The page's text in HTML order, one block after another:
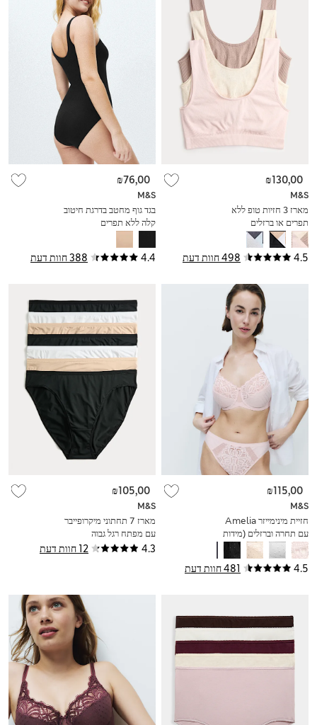
4.5 498 חוות דעת
M&S
מארז 3 חזיות טופ ללא
תפרים או ברזלים
₪130,00
4.4 388 חוות דעת
M&S
בגד גוף מחטב בדרגת חיטוב
קלה ללא תפרים
₪76,00
4.5 481 חוות דעת
M&S
חזיית מינימייזר Amelia
עם תחרה וברזלים (מידות
C-H)
₪115,00
4.3 12 חוות דעת
M&S
מארז 7 תחתוני מיקרופייבר
עם מפתח רגל גבוה
₪105,00